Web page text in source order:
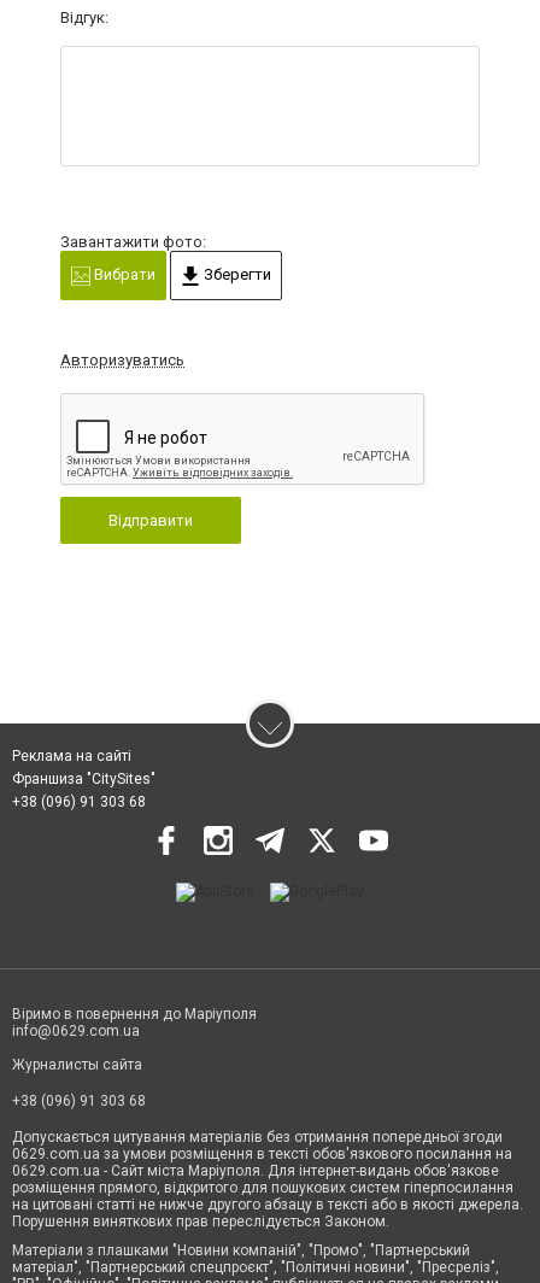
Відгук:
Завантажити фото:
Вибрати
Зберегти
Авторизуватись
Відправити
Реклама на сайті
Франшиза "CitySites"
+38 (096) 91 303 68
Віримо в повернення до Маріуполя
info@0629.com.ua
Журналисты сайта
+38 (096) 91 303 68
Допускається цитування матеріалів без отримання попередньої згоди
0629.com.ua за умови розміщення в тексті обов'язкового посилання на
0629.com.ua - Сайт міста Маріуполя. Для інтернет-видань обов'язкове
розміщення прямого, відкритого для пошукових систем гіперпосилання
на цитовані статті не нижче другого абзацу в тексті або в якості джерела.
Порушення виняткових прав переслідується Законом.
Матеріали з плашками "Новини компаній", "Промо", "Партнерський
матеріал", "Партнерський спецпроєкт", "Політичні новини", "Пресреліз",